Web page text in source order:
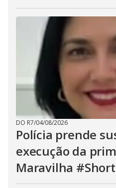
DO R7/04/08/2026
Polícia prende
execução da
Maravilha